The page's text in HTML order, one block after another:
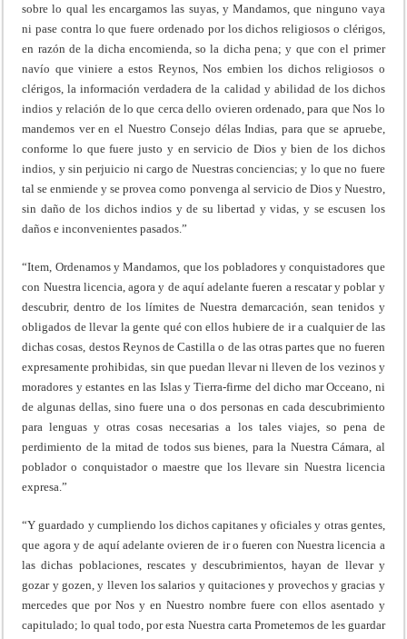
sobre lo qual les encargamos las suyas, y Mandamos, que ninguno vaya
ni pase contra lo que fuere ordenado por los dichos religiosos o clérigos,
en razón de la dicha encomienda, so la dicha pena; y que con el primer
navío que viniere a estos Reynos, Nos embien los dichos religiosos o
clérigos, la información verdadera de la calidad y abilidad de los dichos
indios y relación de lo que cerca dello ovieren ordenado, para que Nos lo
mandemos ver en el Nuestro Consejo délas Indias, para que se apruebe,
conforme lo que fuere justo y en servicio de Dios y bien de los dichos
indios, y sin perjuicio ni cargo de Nuestras conciencias; y lo que no fuere
tal se enmiende y se provea como ponvenga al servicio de Dios y Nuestro,
sin daño de los dichos indios y de su libertad y vidas, y se escusen los
daños e inconvenientes pasados.”
“Item, Ordenamos y Mandamos, que los pobladores y conquistadores que
con Nuestra licencia, agora y de aquí adelante fueren a rescatar y poblar y
descubrir, dentro de los límites de Nuestra demarcación, sean tenidos y
obligados de llevar la gente qué con ellos hubiere de ir a cualquier de las
dichas cosas, destos Reynos de Castilla o de las otras partes que no fueren
expresamente prohibidas, sin que puedan llevar ni lleven de los vezinos y
moradores y estantes en las Islas y Tierra-firme del dicho mar Occeano, ni
de algunas dellas, sino fuere una o dos personas en cada descubrimiento
para lenguas y otras cosas necesarias a los tales viajes, so pena de
perdimiento de la mitad de todos sus bienes, para la Nuestra Cámara, al
poblador o conquistador o maestre que los llevare sin Nuestra licencia
expresa.”
“Y guardado y cumpliendo los dichos capitanes y oficiales y otras gentes,
que agora y de aquí adelante ovieren de ir o fueren con Nuestra licencia a
las dichas poblaciones, rescates y descubrimientos, hayan de llevar y
gozar y gozen, y lleven los salarios y quitaciones y provechos y gracias y
mercedes que por Nos y en Nuestro nombre fuere con ellos asentado y
capitulado; lo qual todo, por esta Nuestra carta Prometemos de les guardar